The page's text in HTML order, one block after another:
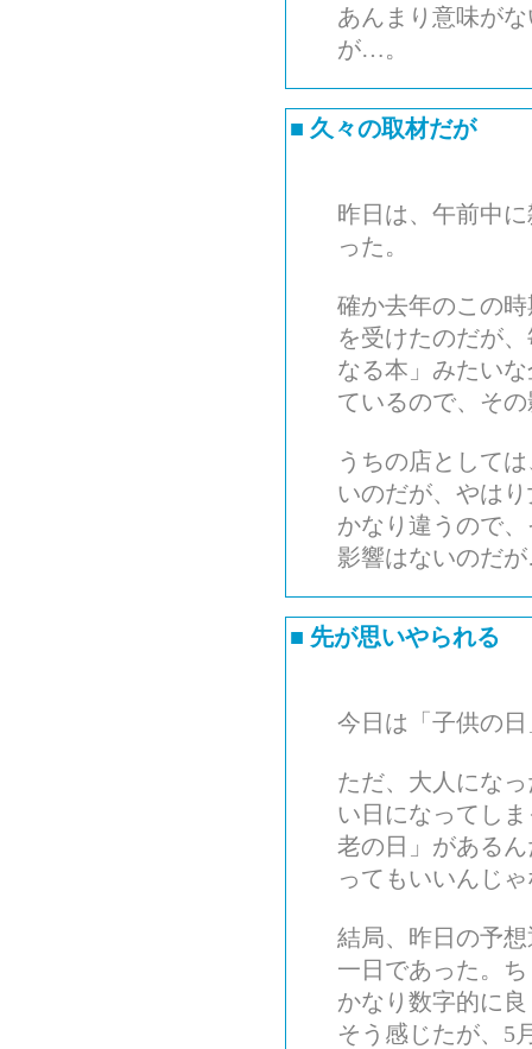
あんまり意味が
が…。
■ 久々の取材だが
昨日は、午前中
った。
確か去年のこの
を受けたのだが
なる本」みたい
ているので、そ
うちの店として
いのだが、やは
かなり違うので
影響はないのだ
■ 先が思いやられる
今日は「子供の
ただ、大人にな
い日になってし
老の日」がある
ってもいいんじ
結局、昨日の予
一日であった。
かなり数字的に
そう感じたが、5